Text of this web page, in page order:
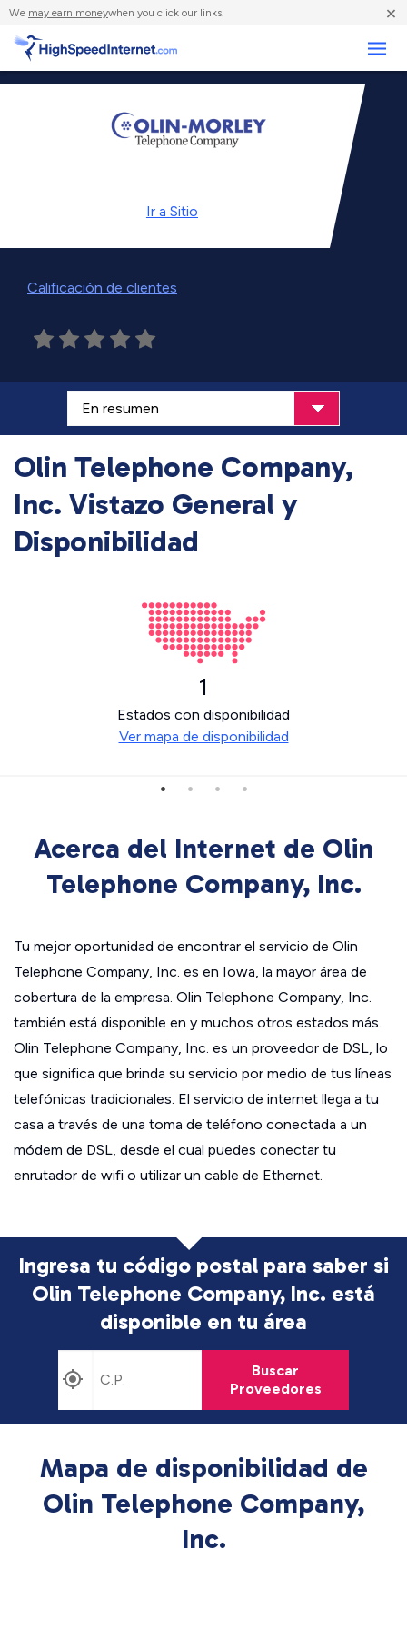
We may earn moneywhen you click our links. ×
Ir a Sitio
Calificación de clientes
Olin Telephone Company,
Inc. Vistazo General y
Disponibilidad
1
Estados con disponibilidad
Ver mapa de disponibilidad
Acerca del Internet de Olin
Telephone Company, Inc.
Tu mejor oportunidad de encontrar el servicio de Olin
Telephone Company, Inc. es en Iowa, la mayor área de
cobertura de la empresa. Olin Telephone Company, Inc.
también está disponible en y muchos otros estados más.
Olin Telephone Company, Inc. es un proveedor de DSL, lo
que significa que brinda su servicio por medio de tus líneas
telefónicas tradicionales. El servicio de internet llega a tu
casa a través de una toma de teléfono conectada a un
módem de DSL, desde el cual puedes conectar tu
enrutador de wifi o utilizar un cable de Ethernet.
Ingresa tu código postal para saber si
Olin Telephone Company, Inc. está
disponible en tu área
Buscar
Proveedores
Mapa de disponibilidad de
Olin Telephone Company,
Inc.